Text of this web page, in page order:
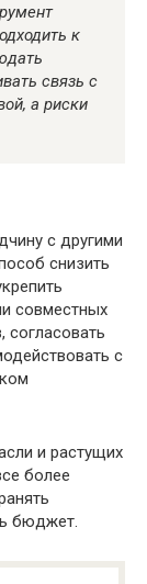
к
связь с
а риски
с другими
снизить
совместных
согласовать
с
и растущих
более
бюджет.